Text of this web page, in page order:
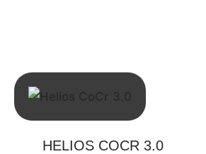
HELIOS COCR 3.0